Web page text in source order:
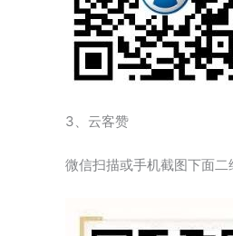
3、云客赞
微信扫描或手机截图下面